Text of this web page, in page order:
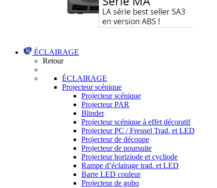
ÉCLAIRAGE
Retour
ÉCLAIRAGE
Projecteur scénique
Projecteur scénique
Projecteur PAR
Blinder
Projecteur scénique à effet décoratif
Projecteur PC / Fresnel Trad. et LED
Projecteur de découpe
Projecteur de poursuite
Projecteur horiziode et cycliode
Rampe d’éclairage trad. et LED
Barre LED couleur
Projecteur de gobo